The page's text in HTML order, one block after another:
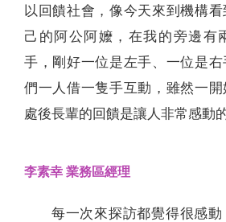
以回饋社會，像今天來到機構
己的阿公阿嬤，在我的旁邊有
手，剛好一位是左手、一位是
們一人借一隻手互動，雖然一
處後長輩的回饋是讓人非常感動的
李素幸 業務區經理
每一次來探訪都覺得很感